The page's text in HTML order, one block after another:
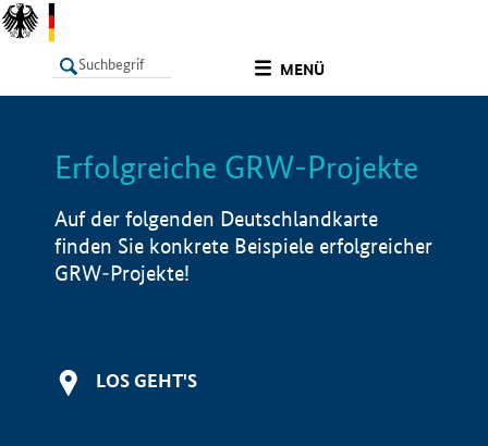
MENÜ
LISTE Info
Erfolgreiche GRW-Projekte
Auf der folgenden Deutschlandkarte
finden Sie konkrete Beispiele erfolgreicher
GRW-Projekte!
LOS GEHT'S